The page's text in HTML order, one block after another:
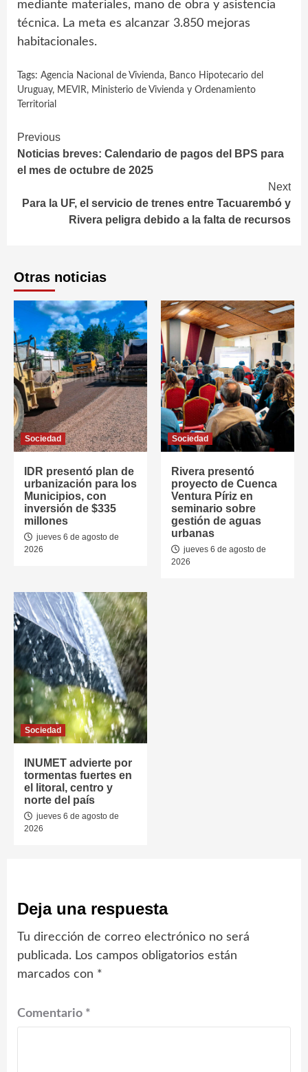
mediante materiales, mano de obra y asistencia
técnica. La meta es alcanzar 3.850 mejoras
habitacionales.
Tags: Agencia Nacional de Vivienda, Banco Hipotecario del
Uruguay, MEVIR, Ministerio de Vivienda y Ordenamiento
Territorial
Continue
Reading
Previous
Noticias breves: Calendario de pagos del BPS para
el mes de octubre de 2025
Next
Para la UF, el servicio de trenes entre Tacuarembó y
Rivera peligra debido a la falta de recursos
Otras noticias
Sociedad
IDR presentó plan de
urbanización para los
Municipios, con
inversión de $335
millones
jueves 6 de agosto de
2026
Sociedad
Rivera presentó
proyecto de Cuenca
Ventura Píriz en
seminario sobre
gestión de aguas
urbanas
jueves 6 de agosto de
2026
Sociedad
INUMET advierte por
tormentas fuertes en
el litoral, centro y
norte del país
jueves 6 de agosto de
2026
Deja una respuesta
Tu dirección de correo electrónico no será
publicada. Los campos obligatorios están
marcados con *
Comentario *